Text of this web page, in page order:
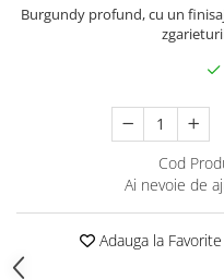
Burgundy profund, cu un
Cod
Ai nevoie de
Adauga la Favorite